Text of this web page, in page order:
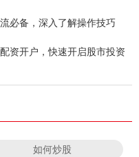
必备，深入了解操作技巧
资开户，快速开启股市投资
如何炒股